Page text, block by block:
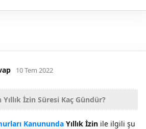
10 Tem 2022
İzin Süresi Kaç Gündür?
Kanununda Yıllık İzin ile ilgili şu